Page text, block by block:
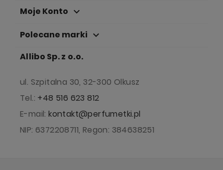
Moje Konto keyboard_arrow_down
Polecane marki keyboard_arrow_down
Allibo Sp. z o.o.
ul. Szpitalna 30, 32-300 Olkusz
Tel.: +48 516 623 812
E-mail:kontakt@perfumetki.pl
NIP: 6372208711, Regon: 384638251